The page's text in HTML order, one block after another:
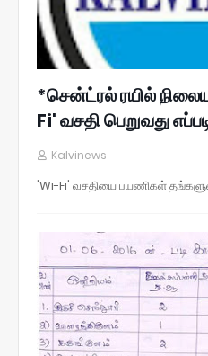
*சென்ட்ரல் ரயில்
Fi' வசதி பெறுவது
Kalvinews
'Wi-Fi' வசதியை பயணிகள்